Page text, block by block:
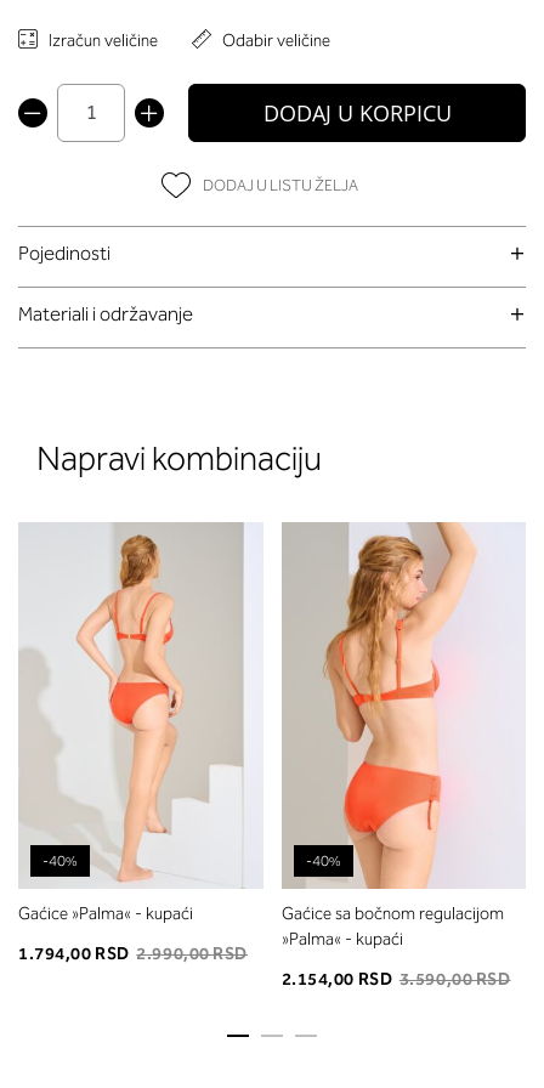
Izračun veličine Odabir veličine
DODAJ U KORPICU
DODAJ U LISTU ŽELJA
Pojedinosti
Materiali i održavanje
Napravi kombinaciju
-40%
Gaćice »Palma« - kupaći
1.794,00 RSD 2.990,00 RSD
-40%
Gaćice sa bočnom regulacijom
»Palma« - kupaći
2.154,00 RSD 3.590,00 RSD